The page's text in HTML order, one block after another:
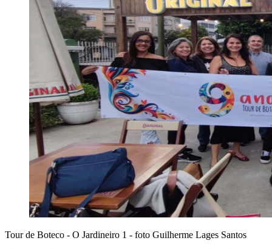
Tour de Boteco - O Jardineiro 1 - foto Guilherme Lages Santos